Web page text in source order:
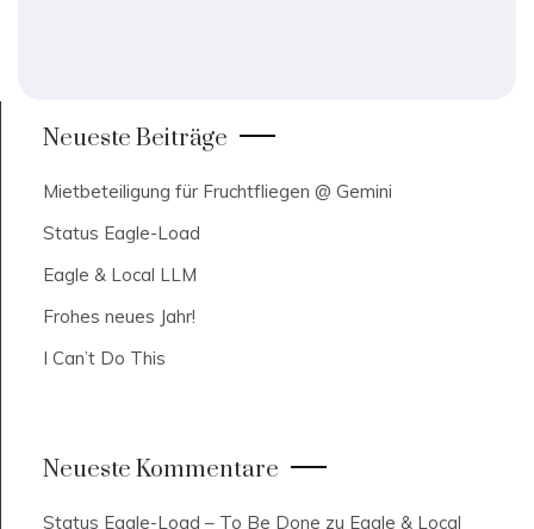
Neueste Beiträge
Mietbeteiligung für Fruchtfliegen @ Gemini
Status Eagle-Load
Eagle & Local LLM
Frohes neues Jahr!
I Can’t Do This
Neueste Kommentare
Status Eagle-Load – To Be Done zu Eagle & Local